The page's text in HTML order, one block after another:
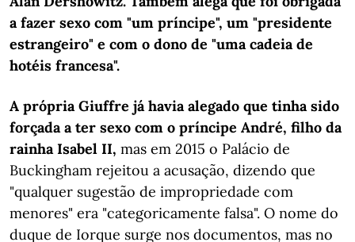
a fazer sexo com "um príncipe", um "presidente
estrangeiro" e com o dono de "uma cadeia de
hotéis francesa".
A própria Giuffre já havia alegado que tinha sido
forçada a ter sexo com o príncipe André, filho da
rainha Isabel II, mas em 2015 o Palácio de
Buckingham rejeitou a acusação, dizendo que
"qualquer sugestão de impropriedade com
menores" era "categoricamente falsa". O nome do
duque de Iorque surge nos documentos, mas no